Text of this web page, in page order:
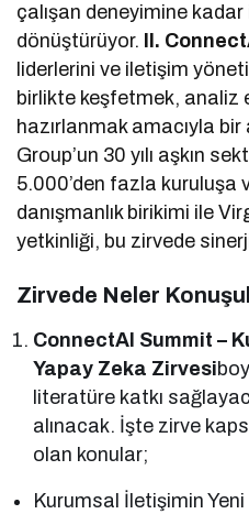
çalışan deneyimine
dönüştürüyor. II.
liderlerini ve iletişim
birlikte keşfetmek, analiz
hazırlanmak amacıyla
Group’un 30 yılı aşkın
5.000’den fazla kuruluşa
danışmanlık birikimi ile
yetkinliği, bu zirvede
Zirvede Neler
ConnectAI Summit –
Yapay Zeka Zirvesi
literatüre katkı
alınacak. İşte zirve
olan konular;
Kurumsal İletişimin